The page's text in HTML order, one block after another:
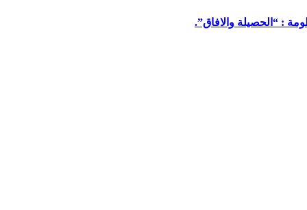
: “الحصيلة والافاق”.